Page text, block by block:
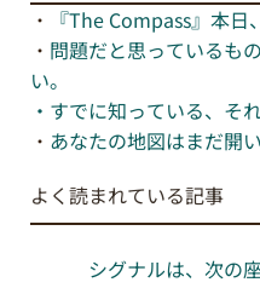
・
『The Compass』本日
・ 問題だと思っているも
い。
・ すでに知っている、そ
・ あなたの地図はまだ開
よく読まれている記事
シグナルは、次の